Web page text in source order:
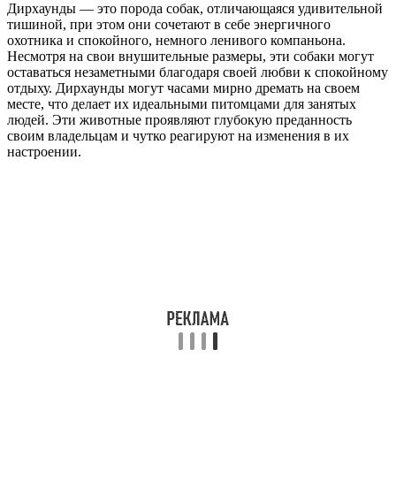
Дирхаунды — это порода собак, отличающаяся удивительной
тишиной, при этом они сочетают в себе энергичного
охотника и спокойного, немного ленивого компаньона.
Несмотря на свои внушительные размеры, эти собаки могут
оставаться незаметными благодаря своей любви к спокойному
отдыху. Дирхаунды могут часами мирно дремать на своем
месте, что делает их идеальными питомцами для занятых
людей. Эти животные проявляют глубокую преданность
своим владельцам и чутко реагируют на изменения в их
настроении.